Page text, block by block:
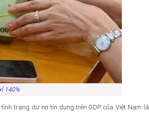
140%
trạng dư nợ tín dụng trên GDP của Việt Nam là